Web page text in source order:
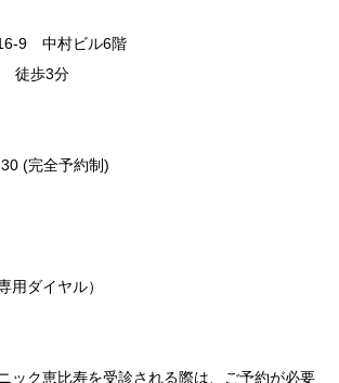
9 中村ビル6階
徒歩3分
(完全予約制)
用ダイヤル）
ック恵比寿を受診される際は、ご予約が必要